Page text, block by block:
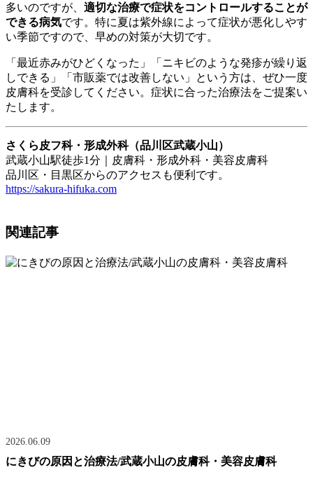
多いのですが、 適切な治療で症状をコントロールすることが
できる病気です。特に夏は紫外線によって症状が悪化しやす
い季節ですので、早めの対策が大切です。
「最近赤みがひどくなった」「ニキビのような発疹が繰り返
しできる」「市販薬では改善しない」という方は、ぜひ一度
皮膚科を受診してください。症状に合った治療法をご提案い
たします。
さくら皮フ科・形成外科（品川区武蔵小山）
武蔵小山駅徒歩1分｜皮膚科・形成外科・美容皮膚科
品川区・目黒区からのアクセスも便利です。
https://sakura-hifuka.com
関連記事
2026.06.09
にきびの原因と治療法/武蔵小山の皮膚科・美容皮膚科